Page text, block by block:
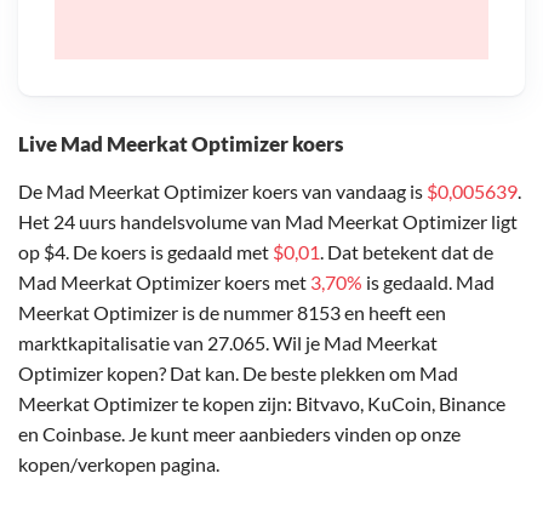
Live Mad Meerkat Optimizer koers
De Mad Meerkat Optimizer koers van vandaag is $0,005639
Het 24 uurs handelsvolume van Mad Meerkat Optimizer ligt
op $4. De koers is gedaald met $0,01 . Dat betekent dat de
Mad Meerkat Optimizer koers met 3,70% is gedaald. Mad
Meerkat Optimizer is de nummer 8153 en heeft een
marktkapitalisatie van 27.065. Wil je Mad Meerkat
Optimizer kopen? Dat kan. De beste plekken om Mad
Meerkat Optimizer te kopen zijn: Bitvavo, KuCoin, Binance
en Coinbase. Je kunt meer aanbieders vinden op onze
kopen/verkopen pagina.